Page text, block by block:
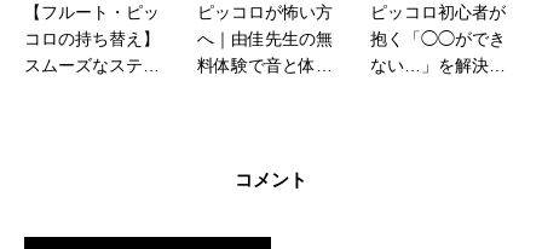
ピッコロが怖い方
へ｜由佳先生の無
料体験で音と体感
ピッコロ初心者が
抱く「◯◯ができ
ない…」を解決！7
ピッコロ初心者歓
迎！由佳先生の寄
り添う無料体験レ
コメント